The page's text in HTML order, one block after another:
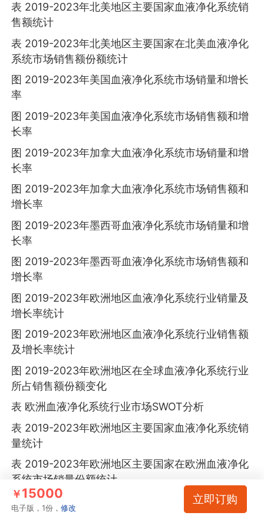
表 2019-2023年北美地区主要国家血液净化系统销
售额统计
表 2019-2023年北美地区主要国家在北美血液净化
系统市场销售额份额统计
图 2019-2023年美国血液净化系统市场销量和增长
率
图 2019-2023年美国血液净化系统市场销售额和增
长率
图 2019-2023年加拿大血液净化系统市场销量和增
长率
图 2019-2023年加拿大血液净化系统市场销售额和
增长率
图 2019-2023年墨西哥血液净化系统市场销量和增
长率
图 2019-2023年墨西哥血液净化系统市场销售额和
增长率
图 2019-2023年欧洲地区血液净化系统行业销量及
增长率统计
图 2019-2023年欧洲地区血液净化系统行业销售额
及增长率统计
图 2019-2023年欧洲地区在全球血液净化系统行业
所占销售额份额变化
表 欧洲血液净化系统行业市场SWOT分析
表 2019-2023年欧洲地区主要国家血液净化系统销
量统计
表 2019-2023年欧洲地区主要国家在欧洲血液净化
系统市场销量份额统计
表 2019-2023年欧洲地区主要国家血液净化系统销
售额统计
￥15000
电子版，1份，修改
立即订购